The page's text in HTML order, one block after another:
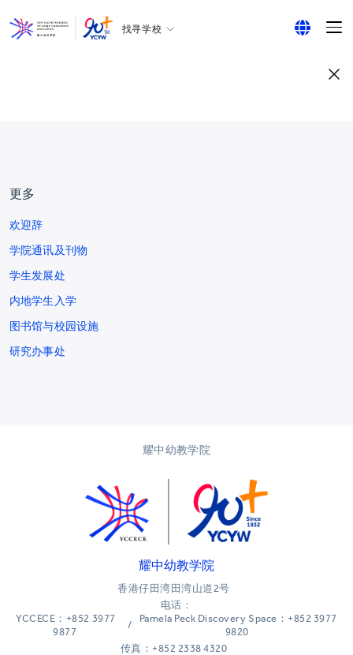
找寻学校
更多
欢迎辞
学院通讯及刊物
学生发展处
内地学生入学
图书馆与校园设施
研究办事处
耀中幼教学院
耀中幼教学院
香港仔田湾田湾山道2号
电话：
YCCECE：+852 3977
9877
/
Pamela Peck Discovery Space：+852 3977
9820
传真：+852 2338 4320